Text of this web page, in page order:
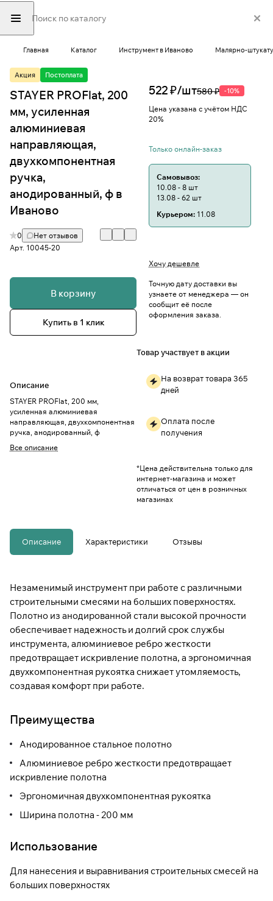
Главная Каталог Инструмент в Иваново Малярно-
Акция Постоплата
STAYER PROFlat, 200
мм, усиленная
алюминиевая
направляющая,
двухкомпонентная
ручка,
анодированный, ф в
Иваново
0
Нет отзывов
Арт. 10045-20
В корзину
Купить в 1 клик
Описание
STAYER PROFlat, 200 мм,
усиленная алюминиевая
направляющая, двухкомпонентная
ручка, анодированный, ф
Все описание
522 ₽/шт580 ₽ -10%
Цена указана с учётом НДС
20%
Только онлайн-заказ
Самовывоз:
10.08 - 8 шт
13.08 - 62 шт
Курьером: 11.08
Хочу дешевле
Точную дату доставки вы
узнаете от менеджера — он
сообщит её после
оформления заказа.
Товар участвует в акции
На возврат товара 365
дней
Оплата после
получения
*Цена действительна только для
интернет-магазина и может
отличаться от цен в розничных
магазинах
Описание Характеристики Отзывы
Незаменимый инструмент при работе с различными
строительными смесями на больших поверхностях.
Полотно из анодированной стали высокой прочности
обеспечивает надежность и долгий срок службы
инструмента, алюминиевое ребро жесткости
предотвращает искривление полотна, а эргономичная
двухкомпонентная рукоятка снижает утомляемость,
создавая комфорт при работе.
Преимущества
Анодированное стальное полотно
Алюминиевое ребро жесткости предотвращает
искривление полотна
Эргономичная двухкомпонентная рукоятка
Ширина полотна - 200 мм
Использование
Для нанесения и выравнивания строительных смесей на
больших поверхностях